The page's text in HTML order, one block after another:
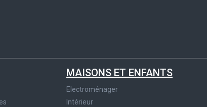
MAISONS ET ENFANTS
Electroménager
Intérieur